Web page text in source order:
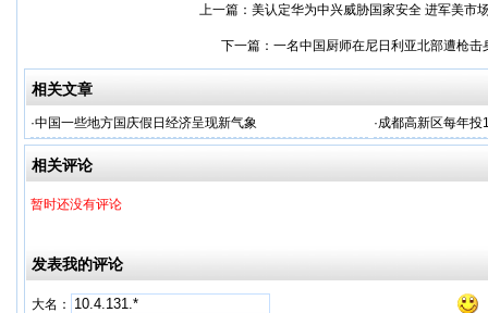
上一篇： 美认定华为中兴威胁国家安全 进军美市
下一篇： 一名中国厨师在尼日利亚北部遭枪击
相关文章
·中国一些地方国庆假日经济呈现新气象 ·成都高新区每年投
相关评论
暂时还没有评论
发表我的评论
大名：